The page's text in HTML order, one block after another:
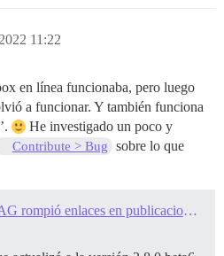
11:22
en línea funcionaba, pero luego
a funcionar. Y también funciona
He investigado un poco y
Contribute > Bug
sobre lo que
Cambio de TAGS a TAG rompió enlaces en publicaciones y "Eliminar etiquetas no utilizadas"